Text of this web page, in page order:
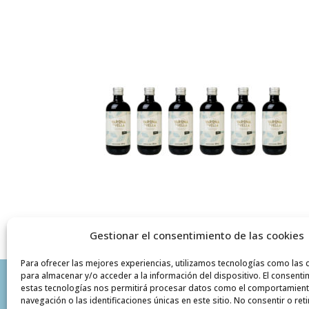
Gestionar el consentimiento de las cookies
Para ofrecer las mejores experiencias, utilizamos tecnologías como las
para almacenar y/o acceder a la información del dispositivo. El
estas tecnologías nos permitirá procesar datos como el
navegación o las identificaciones únicas en este sitio. No consentir o
VARONA LA VELLA
Pol. Ind. Santa Bárbara
INFORMACIÓN